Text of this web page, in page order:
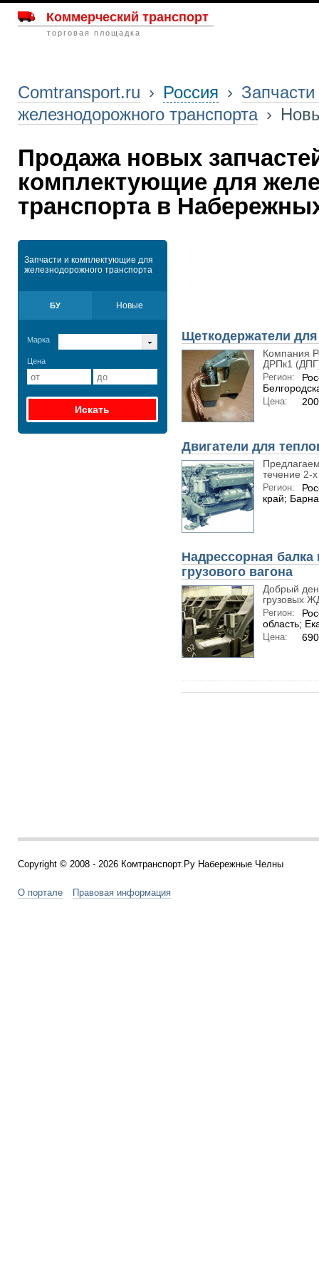
Коммерческий транспорт
торговая площадка
Comtransport.ru › Россия ›
железнодорожного транспорта ›
Продажа новых
комплектующие для
транспорта в
Запчасти и комплектующие для
железнодорожного транспорта
БУ Новые
Марка
Цена
Щеткодержатели
Компания
ДРПк1
Регион:
Цена:
Двигатели для
течение 2-х
Регион:
край;
Надрессорная
грузового вагона
Добрый
грузовых
Регион:
область;
Цена:
Copyright © 2008 - 2026 Комтранспорт.Ру Набережные Челны
О портале Правовая информация